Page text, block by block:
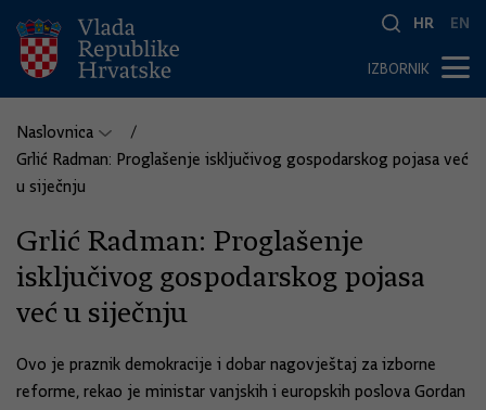
HR EN
IZBORNIK
Naslovnica
Grlić Radman: Proglašenje isključivog gospodarskog pojasa već
u siječnju
Grlić Radman: Proglašenje
isključivog gospodarskog pojasa
već u siječnju
Ovo je praznik demokracije i dobar nagovještaj za izborne
reforme, rekao je ministar vanjskih i europskih poslova Gordan